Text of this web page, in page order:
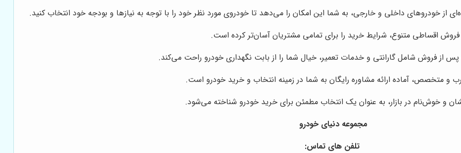
از خودروهای داخلی و خارجی، به شما این امکان را می‌دهد تا خودروی مورد نظر خود را با توجه به نیازها و بودجه خود انتخاب کنید.
فروش اقساطی متنوع، شرایط خرید را برای تمامی مشتریان آسان‌تر کرده است.
پس از فروش شامل گارانتی و خدمات تعمیر، خیال شما را از بابت نگهداری خودرو راحت می‌کند.
و متخصص، آماده ارائه مشاوره رایگان به شما در زمینه انتخاب و خرید خودرو است.
و خوش‌نام در بازار، به عنوان یک انتخاب مطمئن برای خرید خودرو شناخته می‌شود.
مجموعه دنیای خودرو
تلفن های تماس: